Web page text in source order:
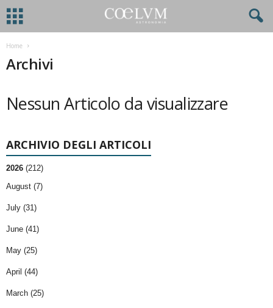
Home
Archivi
Nessun Articolo da visualizzare
ARCHIVIO DEGLI ARTICOLI
2026 (212)
August (7)
July (31)
June (41)
May (25)
April (44)
March (25)